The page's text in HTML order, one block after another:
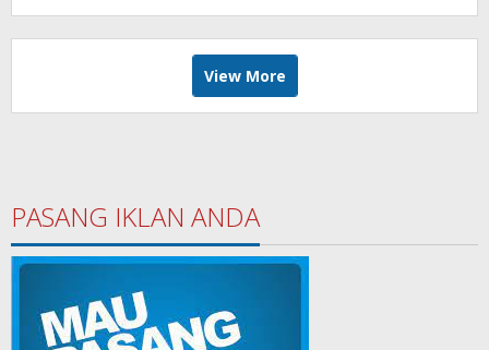
View More
PASANG IKLAN ANDA